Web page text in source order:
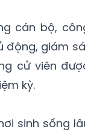
cán bộ,
động, giám
cử viên
kỳ.
sinh sống